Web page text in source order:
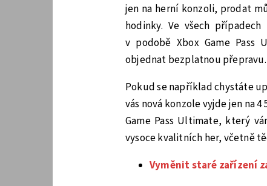
jen na herní konzoli, prodat
hodinky. Ve všech
v podobě Xbox Game
objednat bezplatnou
Pokud se například chystáte
vás nová konzole vyjde jen na
Game Pass Ultimate, který
vysoce kvalitních her, včetně
Vyměnit staré zařízení